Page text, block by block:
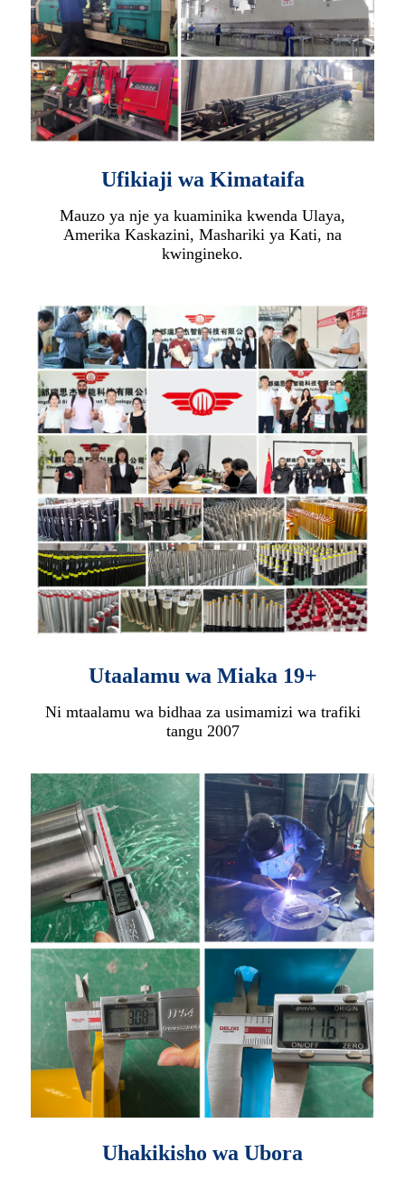
Ufikiaji wa Kimataifa
Mauzo ya nje ya kuaminika kwenda Ulaya,
Amerika Kaskazini, Mashariki ya Kati, na
kwingineko.
Utaalamu wa Miaka 19+
Ni mtaalamu wa bidhaa za usimamizi wa trafiki
tangu 2007
Uhakikisho wa Ubora